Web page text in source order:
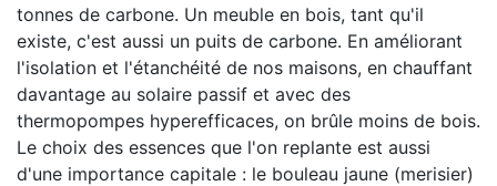
tonnes de carbone. Un meuble en bois, tant qu'il
existe, c'est aussi un puits de carbone. En améliorant
l'isolation et l'étanchéité de nos maisons, en chauffant
davantage au solaire passif et avec des
thermopompes hyperefficaces, on brûle moins de bois.
Le choix des essences que l'on replante est aussi
d'une importance capitale : le bouleau jaune (merisier)